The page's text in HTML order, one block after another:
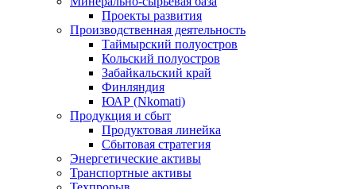
Проекты развития
Производственная деятельность
Таймырский полуостров
Кольский полуостров
Забайкальский край
Финляндия
ЮАР (Nkomati)
Продукция и сбыт
Продуктовая линейка
Сбытовая стратегия
Энергетические активы
Транспортные активы